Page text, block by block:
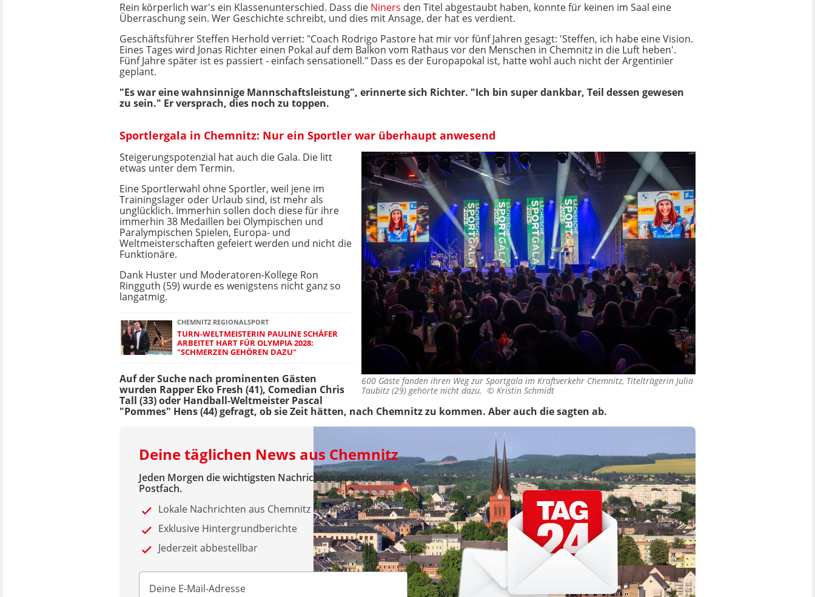
Rein körperlich war's ein Klassenunterschied. Dass die Niners den Titel abgestaubt haben, konnte für keinen im Saal eine
Überraschung sein. Wer Geschichte schreibt, und dies mit Ansage, der hat es verdient.
Geschäftsführer Steffen Herhold verriet: "Coach Rodrigo Pastore hat mir vor fünf Jahren gesagt: 'Steffen, ich habe eine Vision.
Eines Tages wird Jonas Richter einen Pokal auf dem Balkon vom Rathaus vor den Menschen in Chemnitz in die Luft heben'.
Fünf Jahre später ist es passiert - einfach sensationell." Dass es der Europapokal ist, hatte wohl auch nicht der Argentinier
geplant.
"Es war eine wahnsinnige Mannschaftsleistung", erinnerte sich Richter. "Ich bin super dankbar, Teil dessen gewesen
zu sein." Er versprach, dies noch zu toppen.
Sportlergala in Chemnitz: Nur ein Sportler war überhaupt anwesend
600 Gäste fanden ihren Weg zur Sportgala im Kraftverkehr Chemnitz, Titelträgerin Julia
Taubitz (29) gehörte nicht dazu. © Kristin Schmidt
Steigerungspotenzial hat auch die Gala. Die litt
etwas unter dem Termin.
Eine Sportlerwahl ohne Sportler, weil jene im
Trainingslager oder Urlaub sind, ist mehr als
unglücklich. Immerhin sollen doch diese für ihre
immerhin 38 Medaillen bei Olympischen und
Paralympischen Spielen, Europa- und
Weltmeisterschaften gefeiert werden und nicht die
Funktionäre.
Dank Huster und Moderatoren-Kollege Ron
Ringguth (59) wurde es wenigstens nicht ganz so
langatmig.
CHEMNITZ REGIONALSPORT
TURN-WELTMEISTERIN PAULINE SCHÄFER
ARBEITET HART FÜR OLYMPIA 2028:
"SCHMERZEN GEHÖREN DAZU"
Auf der Suche nach prominenten Gästen
wurden Rapper Eko Fresh (41), Comedian Chris
Tall (33) oder Handball-Weltmeister Pascal
"Pommes" Hens (44) gefragt, ob sie Zeit hätten, nach Chemnitz zu kommen. Aber auch die sagten ab.
Deine täglichen News aus Chemnitz
Jeden Morgen die wichtigsten Nachrichten direkt in dein
Postfach.
Lokale Nachrichten aus Chemnitz & Umgebung
Exklusive Hintergrundberichte
Jederzeit abbestellbar